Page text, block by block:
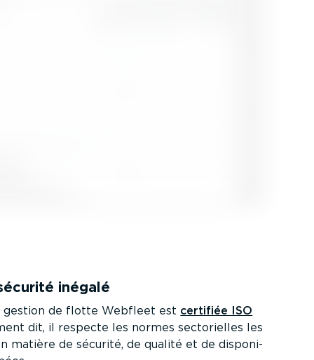
inégalé
gestion de flotte Webfleet est certifiée ISO
dit, il respecte les normes secto­rielles les
matière de sécurité, de qualité et de dispo­ni­